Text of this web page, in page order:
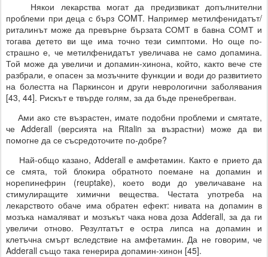
Някои лекарства могат да предизвикат допълнителни
проблеми при деца с бърз COMT. Например метилфенидатът/
риталинът може да превърне бързата СОМТ в бавна СОМТ и
тогава детето ви ще има точно тези симптоми. Но още по-
страшно е, че метилфенидатът увеличава не само допамина.
Той може да увеличи и допамин-хинона, който, както вече сте
разбрали, е опасен за мозъчните функции и води до развитието
на болестта на Паркинсон и други неврологични заболявания
[43, 44]. Рискът е твърде голям, за да бъде пренебрегван.
Ами ако сте възрастен, имате подобни проблеми и смятате,
че Adderall (версията на Ritalin за възрастни) може да ви
помогне да се съсредоточите по-добре?
Най-общо казано, Adderall е амфетамин. Както е прието да
се смята, той блокира обратното поемане на допамин и
норепинефрин (reuptake), което води до увеличаване на
стимулиращите химични вещества. Честата употреба на
лекарството обаче има обратен ефект: нивата на допамин в
мозъка намаляват и мозъкът чака нова доза Adderall, за да ги
увеличи отново. Резултатът е остра липса на допамин и
клетъчна смърт вследствие на амфетамин. Да не говорим, че
Adderall също така генерира допамин-хинон [45].